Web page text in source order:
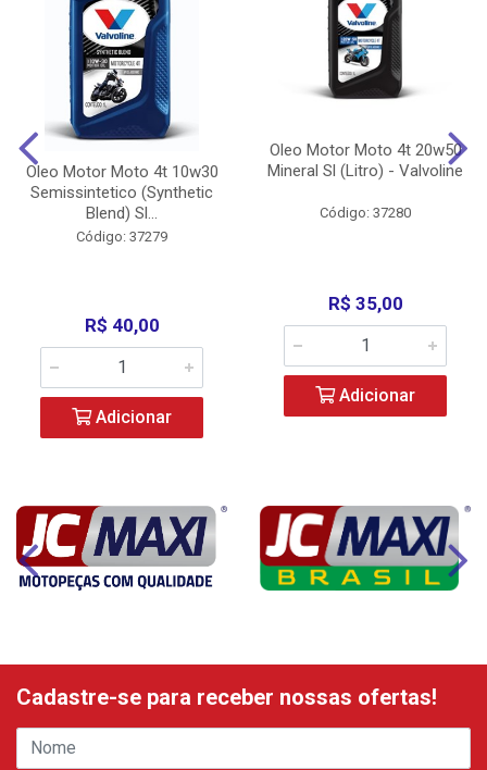
Oleo Motor Moto 4t 10w30
Semissintetico (Synthetic
Blend) Sl...
Código: 37279
R$ 40,00
Adicionar
Oleo Motor Moto 4t 20w50
Mineral Sl (Litro) - Valvoline
Código: 37280
R$ 35,00
Adicionar
Cadastre-se para receber nossas ofertas!